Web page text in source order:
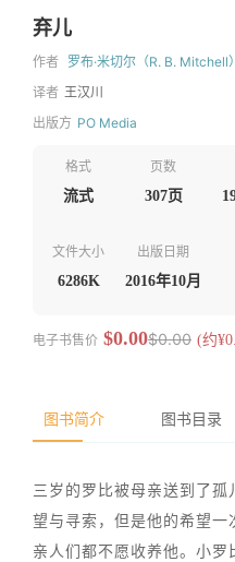
弃儿
作者 罗布·米切尔（R. B. Mitchell）
译者 王汉川
出版方 PO Media
格式
流式
页数
307页
文件大小
6286K
出版日期
2016年10月
电子书售价 $0.00$0.00 (约
图书简介 图书目录
三岁的罗比被母亲送到了
望与寻索，但是他的希望一
亲人们都不愿收养他。小